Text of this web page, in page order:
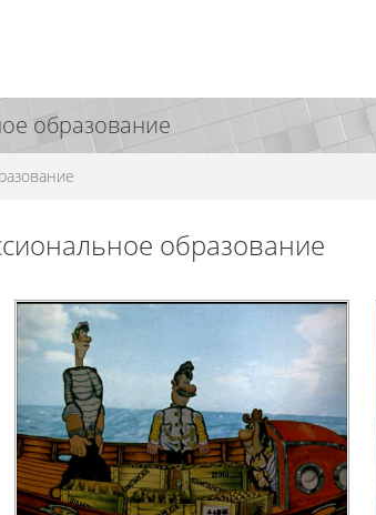
образование
образование